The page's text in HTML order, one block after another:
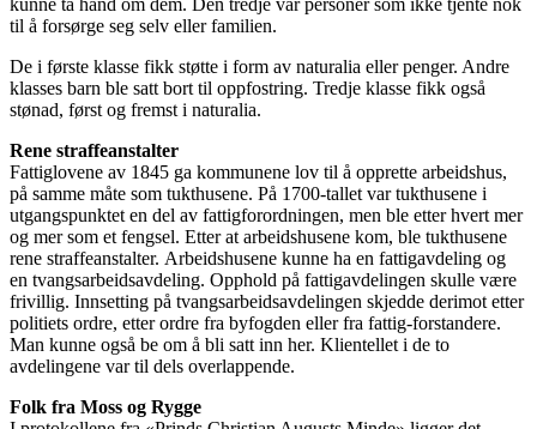
kunne ta hånd om dem. Den tredje var personer som ikke tjente nok
til å forsørge seg selv eller familien.
De i første klasse fikk støtte i form av naturalia eller penger. Andre
klasses barn ble satt bort til oppfostring. Tredje klasse fikk også
stønad, først og fremst i naturalia.
Rene straffeanstalter
Fattiglovene av 1845 ga kommunene lov til å opprette arbeidshus,
på samme måte som tukthusene. På 1700-tallet var tukthusene i
utgangspunktet en del av fattigforordningen, men ble etter hvert mer
og mer som et fengsel. Etter at arbeidshusene kom, ble tukthusene
rene straffeanstalter. Arbeidshusene kunne ha en fattigavdeling og
en tvangsarbeidsavdeling. Opphold på fattigavdelingen skulle være
frivillig. Innsetting på tvangsarbeidsavdelingen skjedde derimot etter
politiets ordre, etter ordre fra byfogden eller fra fattig-forstandere.
Man kunne også be om å bli satt inn her. Klientellet i de to
avdelingene var til dels overlappende.
Folk fra Moss og Rygge